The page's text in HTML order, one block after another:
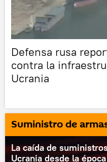
Defensa rusa
contra la
Ucrania
Suministro de
La caída de
Ucrania desde la